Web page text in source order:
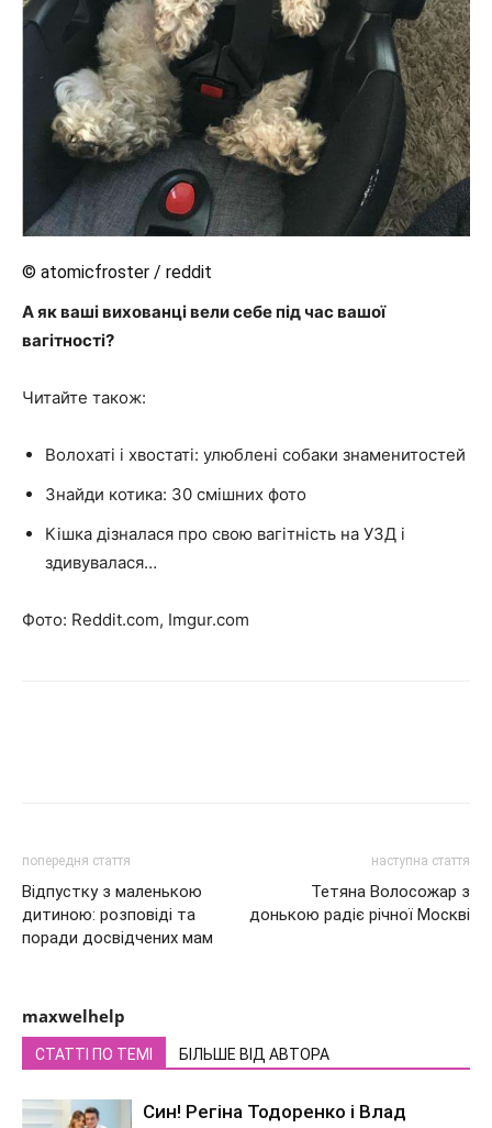
© atomicfroster / reddit
А як ваші вихованці вели себе під час вашої
вагітності?
Читайте також:
Волохаті і хвостаті: улюблені собаки знаменитостей
Знайди котика: 30 смішних фото
Кішка дізналася про свою вагітність на УЗД і
здивувалася…
Фото: Reddit.com, Imgur.com
попередня стаття
Відпустку з маленькою
дитиною: розповіді та
поради досвідчених мам
наступна стаття
Тетяна Волосожар з
донькою радіє річної Москві
maxwelhelp
СТАТТІ ПО ТЕМІ БІЛЬШЕ ВІД АВТОРА
Син! Регіна Тодоренко і Влад